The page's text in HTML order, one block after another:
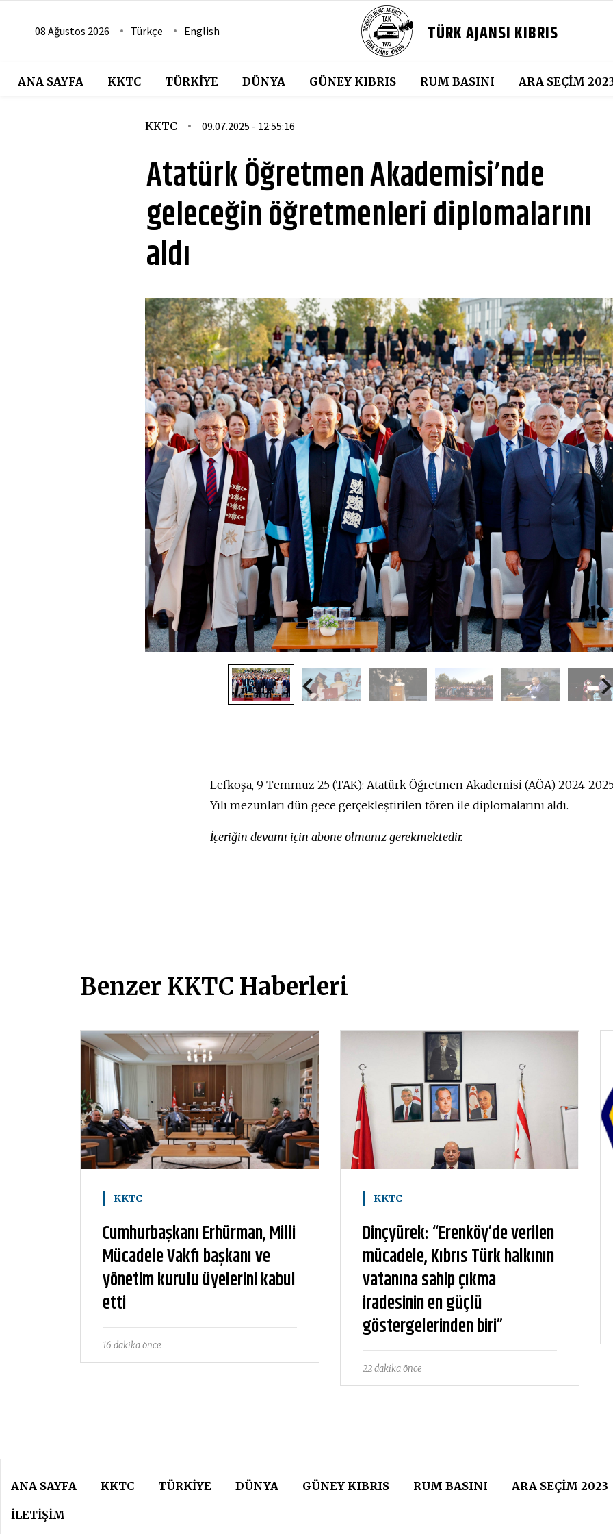
08 Ağustos 2026 Türkçe English TÜRK AJANSI KIBRIS
ANA SAYFA KKTC TÜRKIYE DÜNYA GÜNEY KIBRIS RUM BASINI ARA SEÇIM
KKTC 09.07.2025 - 12:55:16
Atatürk Öğretmen Akademisi’nde
geleceğin öğretmenleri diplomalarını
aldı
Lefkoşa, 9 Temmuz 25 (TAK): Atatürk Öğretmen Akademisi (AÖA) 2024-
Yılı mezunları dün gece gerçekleştirilen tören ile diplomalarını aldı.
İçeriğin devamı için abone olmanız gerekmektedir.
Benzer KKTC Haberleri
KKTC
Cumhurbaşkanı Erhürman, Milli
Mücadele Vakfı başkanı ve
yönetim kurulu üyelerini kabul
etti
16 dakika önce
KKTC
Dinçyürek: “Erenköy’de verilen
mücadele, Kıbrıs Türk halkının
vatanına sahip çıkma
iradesinin en güçlü
göstergelerinden biri”
22 dakika önce
ANA SAYFA KKTC TÜRKIYE DÜNYA GÜNEY KIBRIS RUM BASINI ARA SEÇIM 2023
İLETİŞİM